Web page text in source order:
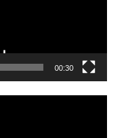
00:30